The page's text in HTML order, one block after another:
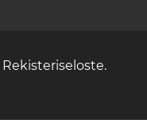
Rekisteriseloste.